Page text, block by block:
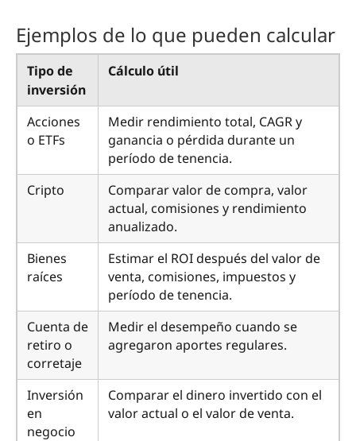
Ejemplos de lo que pueden calcular
Tipo de
inversión
Cálculo útil
Acciones
o ETFs
Medir rendimiento total, CAGR y
ganancia o pérdida durante un
período de tenencia.
Cripto
Comparar valor de compra, valor
actual, comisiones y rendimiento
anualizado.
Bienes
raíces
Estimar el ROI después del valor de
venta, comisiones, impuestos y
período de tenencia.
Cuenta de
retiro o
corretaje
Medir el desempeño cuando se
agregaron aportes regulares.
Inversión
en
negocio
Comparar el dinero invertido con el
valor actual o el valor de venta.